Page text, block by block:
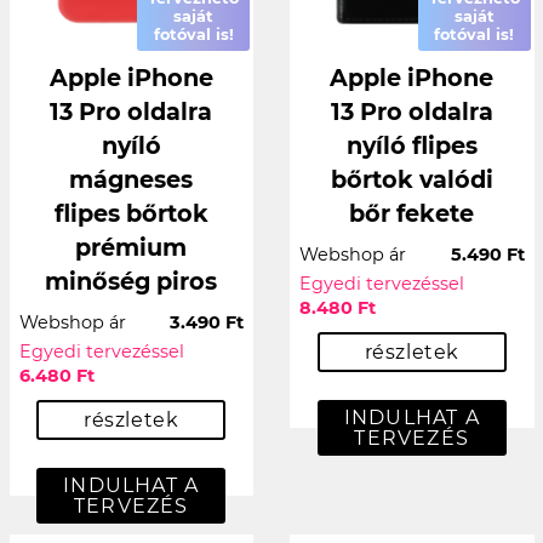
saját
fotóval is!
Apple iPhone
13 Pro oldalra
nyíló
mágneses
flipes bőrtok
prémium
minőség piros
Webshop ár
3.490 Ft
Egyedi tervezéssel
6.480 Ft
részletek
INDULHAT A
TERVEZÉS
saját
fotóval is!
Apple iPhone
13 Pro oldalra
nyíló flipes
bőrtok valódi
bőr fekete
Webshop ár
5.490 Ft
Egyedi tervezéssel
8.480 Ft
részletek
INDULHAT A
TERVEZÉS